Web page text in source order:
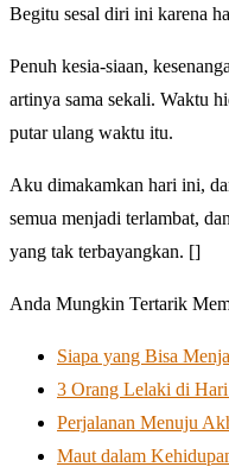
Begitu sesal diri ini karena
Penuh kesia-siaan,
artinya sama sekali. Waktu
putar ulang waktu itu.
Aku dimakamkan hari ini,
semua menjadi terlambat,
yang tak terbayangkan. []
Anda Mungkin Tertarik
Siapa yang Bisa
3 Orang Lelaki di
Perjalanan Menuju
Maut dalam